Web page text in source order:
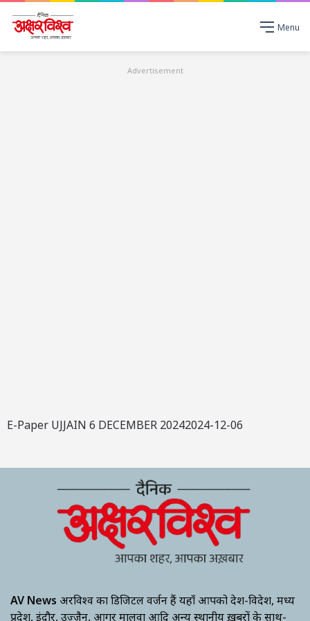
Menu
Advertisement
E-Paper UJJAIN 6 DECEMBER 20242024-12-06
AV News अक्षरविश्व का डिजिटल वर्जन हैं यहाँ आपको देश-विदेश, मध्य
प्रदेश, इंदौर, उज्जैन, आगर मालवा आदि अन्य स्थानीय ख़बरों के साथ-